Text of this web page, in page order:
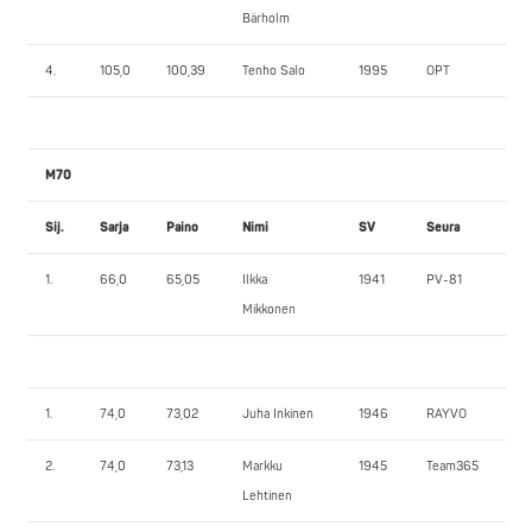
Bärholm
4. 105,0 100,39 Tenho Salo 1995 OPT
M70
Sij. Sarja Paino Nimi SV Seura
1. 66,0 65,05
Ilkka
Mikkonen
1941 PV-81
1. 74,0 73,02 Juha Inkinen 1946 RAYVO
2. 74,0 73,13
Markku
Lehtinen
1945 Team365